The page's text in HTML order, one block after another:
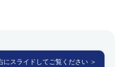
にスライドしてご覧ください ＞